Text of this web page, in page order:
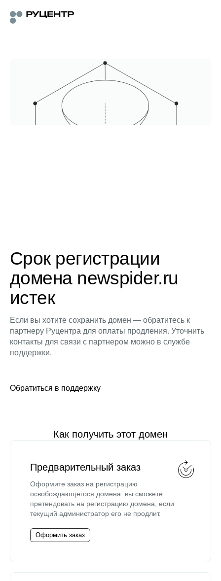
Срок регистрации
домена newspider.ru
истек
Если вы хотите сохранить домен — обратитесь к
партнеру Руцентра для оплаты продления. Уточнить
контакты для связи с партнером можно в службе
поддержки.
Обратиться в поддержку
Как получить этот домен
Предварительный заказ
Оформите заказ на регистрацию
освобождающегося домена: вы сможете
претендовать на регистрацию домена, если
текущий администратор его не продлит.
Оформить заказ